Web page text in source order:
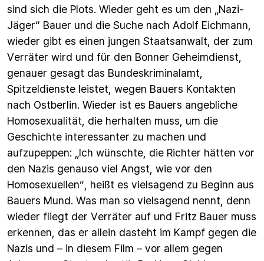
sind sich die Plots. Wieder geht es um den „Nazi-
Jäger“ Bauer und die Suche nach Adolf Eichmann,
wieder gibt es einen jungen Staatsanwalt, der zum
Verräter wird und für den Bonner Geheimdienst,
genauer gesagt das Bundeskriminalamt,
Spitzeldienste leistet, wegen Bauers Kontakten
nach Ostberlin. Wieder ist es Bauers angebliche
Homosexualität, die herhalten muss, um die
Geschichte interessanter zu machen und
aufzupeppen: „Ich wünschte, die Richter hätten vor
den Nazis genauso viel Angst, wie vor den
Homosexuellen“, heißt es vielsagend zu Beginn aus
Bauers Mund. Was man so vielsagend nennt, denn
wieder fliegt der Verräter auf und Fritz Bauer muss
erkennen, das er allein dasteht im Kampf gegen die
Nazis und – in diesem Film – vor allem gegen